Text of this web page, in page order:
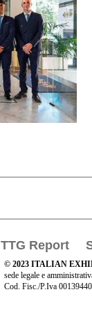
TTG Report
© 2023 ITALIAN
sede legale e
Cod. Fisc./P.Iva